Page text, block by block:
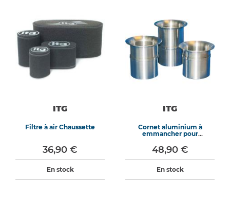
ITG
Filtre à air Chaussette
36,90 €
En stock
ITG
Cornet aluminium à
emmancher pour
45
48,90 €
En stock